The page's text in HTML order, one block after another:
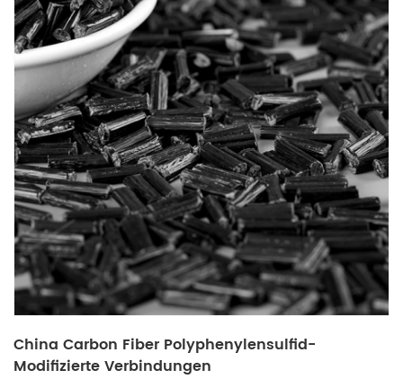
China Carbon Fiber Polyphenylensulfid-
Modifizierte Verbindungen